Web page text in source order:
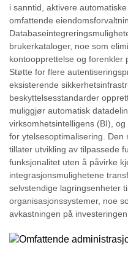
i sanntid, aktivere
omfattende
brukerkataloger, noe som
kontoopprettelse og forenkler
Støtte for flere
eksisterende
beskyttelsesstandarder
muliggjør automatisk
virksomhetsintelligens (BI),
for ytelsesoptimalisering.
tillater utvikling av tilpassede
funksjonalitet uten å påvirke
integrasjonsmulighetene
selvstendige lagringsenheter
organisasjonssystemer, noe
avkastningen på investeringen.